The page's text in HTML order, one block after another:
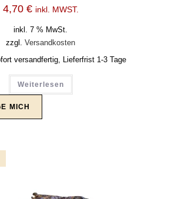
4,70 € inkl. MWST.
inkl. 7 % MwSt.
zzgl. Versandkosten
versandfertig, Lieferfrist 1-3 Tage
Weiterlesen